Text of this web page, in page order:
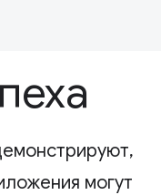
могут